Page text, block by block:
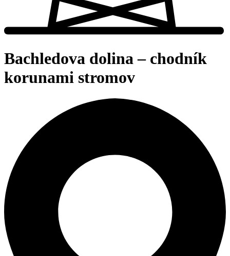
Bachledova dolina – chodník
korunami stromov